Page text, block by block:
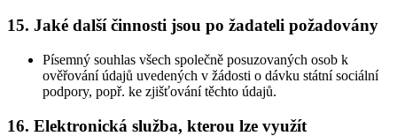
15. Jaké další činnosti jsou po žadateli požadovány
Písemný souhlas všech společně posuzovaných osob k
ověřování údajů uvedených v žádosti o dávku státní sociální
podpory, popř. ke zjišťování těchto údajů.
16. Elektronická služba, kterou lze využít